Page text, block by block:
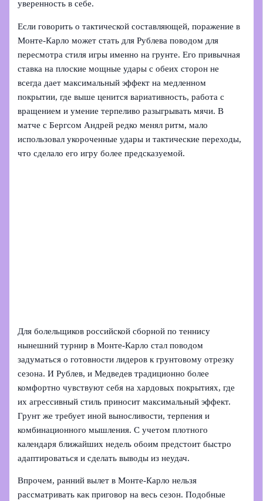
уверенность в себе.
Если говорить о тактической составляющей, поражение в
Монте‑Карло может стать для Рублева поводом для
пересмотра стиля игры именно на грунте. Его привычная
ставка на плоские мощные удары с обеих сторон не
всегда дает максимальный эффект на медленном
покрытии, где выше ценится вариативность, работа с
вращением и умение терпеливо разыгрывать мячи. В
матче с Бергсом Андрей редко менял ритм, мало
использовал укороченные удары и тактические переходы,
что сделало его игру более предсказуемой.
Для болельщиков российской сборной по теннису
нынешний турнир в Монте‑Карло стал поводом
задуматься о готовности лидеров к грунтовому отрезку
сезона. И Рублев, и Медведев традиционно более
комфортно чувствуют себя на хардовых покрытиях, где
их агрессивный стиль приносит максимальный эффект.
Грунт же требует иной выносливости, терпения и
комбинационного мышления. С учетом плотного
календаря ближайших недель обоим предстоит быстро
адаптироваться и сделать выводы из неудач.
Впрочем, ранний вылет в Монте‑Карло нельзя
рассматривать как приговор на весь сезон. Подобные